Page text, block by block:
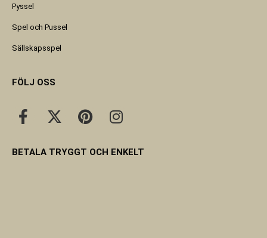
Pyssel
Spel och Pussel
Sällskapsspel
FÖLJ OSS
BETALA TRYGGT OCH ENKELT